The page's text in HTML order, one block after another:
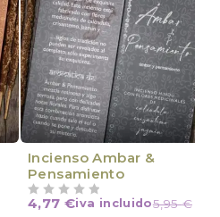
Incienso Ambar &
Pensamiento
5,95€
4,77 €iva incluido